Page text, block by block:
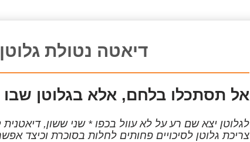
דיאטה נטולת
אל תסתכלו בלחם, אלא בגלוטן שבו
לגלוטן יצא שם רע על לא עוול בכפו * שני ששון,
צריכת גלוטן לסיכויים פחותים לחלות בסוכרת וכיצד